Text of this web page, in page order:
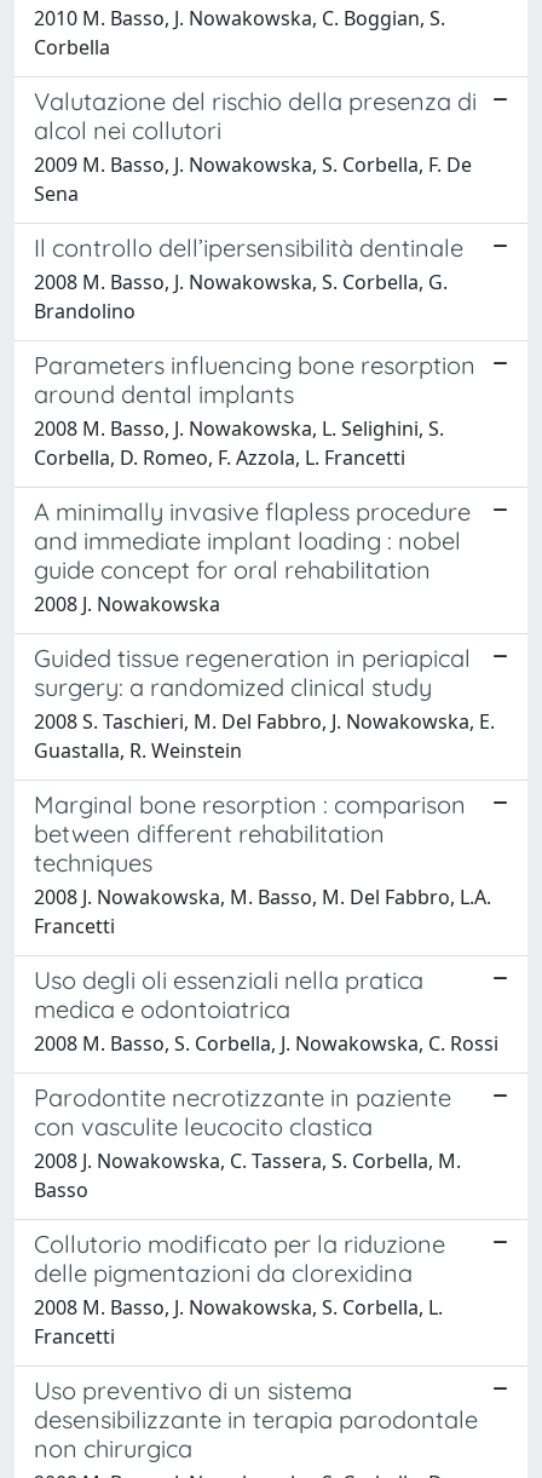
2010 M. Basso, J. Nowakowska, C. Boggian, S.
Corbella
Valutazione del rischio della presenza di
alcol nei collutori
2009 M. Basso, J. Nowakowska, S. Corbella, F. De
Sena
Il controllo dell’ipersensibilità dentinale
2008 M. Basso, J. Nowakowska, S. Corbella, G.
Brandolino
Parameters influencing bone resorption
around dental implants
2008 M. Basso, J. Nowakowska, L. Selighini, S.
Corbella, D. Romeo, F. Azzola, L. Francetti
A minimally invasive flapless procedure
and immediate implant loading : nobel
guide concept for oral rehabilitation
2008 J. Nowakowska
Guided tissue regeneration in periapical
surgery: a randomized clinical study
2008 S. Taschieri, M. Del Fabbro, J. Nowakowska, E.
Guastalla, R. Weinstein
Marginal bone resorption : comparison
between different rehabilitation
techniques
2008 J. Nowakowska, M. Basso, M. Del Fabbro, L.A.
Francetti
Uso degli oli essenziali nella pratica
medica e odontoiatrica
2008 M. Basso, S. Corbella, J. Nowakowska, C. Rossi
Parodontite necrotizzante in paziente
con vasculite leucocito clastica
2008 J. Nowakowska, C. Tassera, S. Corbella, M.
Basso
Collutorio modificato per la riduzione
delle pigmentazioni da clorexidina
2008 M. Basso, J. Nowakowska, S. Corbella, L.
Francetti
Uso preventivo di un sistema
desensibilizzante in terapia parodontale
non chirurgica